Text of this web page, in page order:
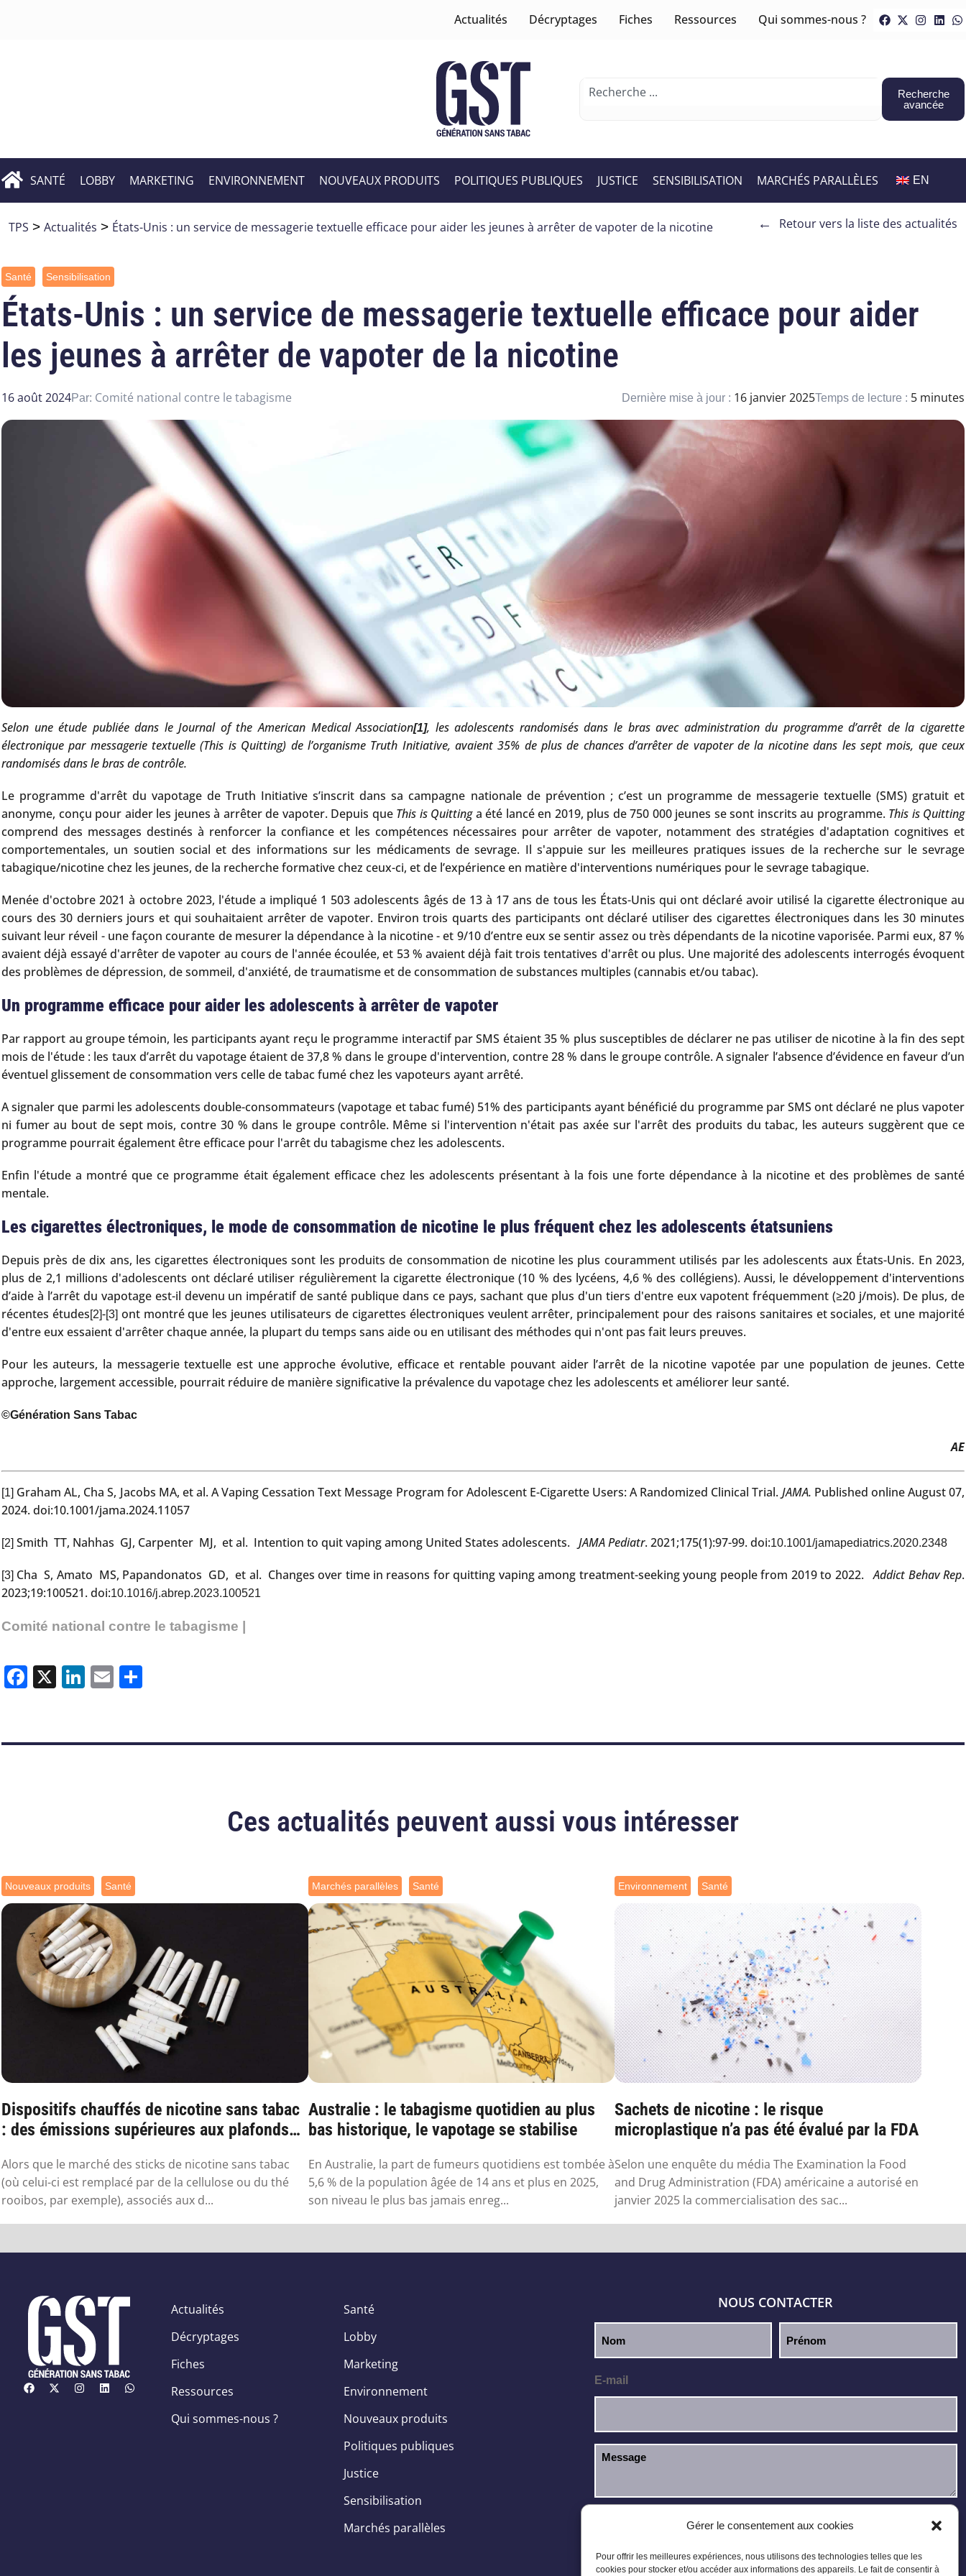
Gérer le consentement aux cookies
Pour offrir les meilleures expériences, nous utilisons des technologies telles que les
cookies pour stocker et/ou accéder aux informations des appareils. Le fait de consentir à
Actualités Décryptages Fiches Ressources Qui sommes-nous ?
Recherche
avancée
SANTÉ LOBBY MARKETING ENVIRONNEMENT NOUVEAUX PRODUITS POLITIQUES PUBLIQUES JUSTICE SENSIBILISATION MARCHÉS PARALLÈLES EN
TPS > Actualités > États-Unis : un service de messagerie textuelle efficace pour aider les jeunes à arrêter de vapoter de la nicotine ← Retour vers la liste des actualités
Santé Sensibilisation
États-Unis : un service de messagerie textuelle efficace pour aider
les jeunes à arrêter de vapoter de la nicotine
16 août 2024Par: Comité national contre le tabagisme Dernière mise à jour : 16 janvier 2025Temps de lecture : 5 minutes
Selon une étude publiée dans le Journal of the American Medical Association[1], les adolescents randomisés dans le bras avec administration du programme d’arrêt de la cigarette
électronique par messagerie textuelle (This is Quitting) de l’organisme Truth Initiative, avaient 35% de plus de chances d’arrêter de vapoter de la nicotine dans les sept mois, que ceux
randomisés dans le bras de contrôle.
Le programme d'arrêt du vapotage de Truth Initiative s’inscrit dans sa campagne nationale de prévention ; c’est un programme de messagerie textuelle (SMS) gratuit et
anonyme, conçu pour aider les jeunes à arrêter de vapoter. Depuis que This is Quittinga été lancé en 2019, plus de 750 000 jeunes se sont inscrits au programme. This is Quitting
comprend des messages destinés à renforcer la confiance et les compétences nécessaires pour arrêter de vapoter, notamment des stratégies d'adaptation cognitives et
comportementales, un soutien social et des informations sur les médicaments de sevrage. Il s'appuie sur les meilleures pratiques issues de la recherche sur le sevrage
tabagique/nicotine chez les jeunes, de la recherche formative chez ceux-ci, et de l’expérience en matière d'interventions numériques pour le sevrage tabagique.
Menée d'octobre 2021 à octobre 2023, l'étude a impliqué 1 503 adolescents âgés de 13 à 17 ans de tous les États-Unis qui ont déclaré avoir utilisé la cigarette électronique au
cours des 30 derniers jours et qui souhaitaient arrêter de vapoter. Environ trois quarts des participants ont déclaré utiliser des cigarettes électroniques dans les 30 minutes
suivant leur réveil - une façon courante de mesurer la dépendance à la nicotine - et 9/10 d’entre eux se sentir assez ou très dépendants de la nicotine vaporisée. Parmi eux, 87 %
avaient déjà essayé d'arrêter de vapoter au cours de l'année écoulée, et 53 % avaient déjà fait trois tentatives d'arrêt ou plus. Une majorité des adolescents interrogés évoquent
des problèmes de dépression, de sommeil, d'anxiété, de traumatisme et de consommation de substances multiples (cannabis et/ou tabac).
Un programme efficace pour aider les adolescents à arrêter de vapoter
Par rapport au groupe témoin, les participants ayant reçu le programme interactif par SMS étaient 35 % plus susceptibles de déclarer ne pas utiliser de nicotine à la fin des sept
mois de l'étude : les taux d’arrêt du vapotage étaient de 37,8 % dans le groupe d'intervention, contre 28 % dans le groupe contrôle. A signaler l’absence d’évidence en faveur d’un
éventuel glissement de consommation vers celle de tabac fumé chez les vapoteurs ayant arrêté.
A signaler que parmi les adolescents double-consommateurs (vapotage et tabac fumé) 51% des participants ayant bénéficié du programme par SMS ont déclaré ne plus vapoter
ni fumer au bout de sept mois, contre 30 % dans le groupe contrôle. Même si l'intervention n'était pas axée sur l'arrêt des produits du tabac, les auteurs suggèrent que ce
programme pourrait également être efficace pour l'arrêt du tabagisme chez les adolescents.
Enfin l'étude a montré que ce programme était également efficace chez les adolescents présentant à la fois une forte dépendance à la nicotine et des problèmes de santé
mentale.
Les cigarettes électroniques, le mode de consommation de nicotine le plus fréquent chez les adolescents étatsuniens
Depuis près de dix ans, les cigarettes électroniques sont les produits de consommation de nicotine les plus couramment utilisés par les adolescents aux États-Unis. En 2023,
plus de 2,1 millions d'adolescents ont déclaré utiliser régulièrement la cigarette électronique (10 % des lycéens, 4,6 % des collégiens). Aussi, le développement d'interventions
d’aide à l’arrêt du vapotage est-il devenu un impératif de santé publique dans ce pays, sachant que plus d'un tiers d'entre eux vapotent fréquemment (≥20 j/mois). De plus, de
récentes études[2]-[3]ont montré que les jeunes utilisateurs de cigarettes électroniques veulent arrêter, principalement pour des raisons sanitaires et sociales, et une majorité
d'entre eux essaient d'arrêter chaque année, la plupart du temps sans aide ou en utilisant des méthodes qui n'ont pas fait leurs preuves.
Pour les auteurs, la messagerie textuelle est une approche évolutive, efficace et rentable pouvant aider l’arrêt de la nicotine vapotée par une population de jeunes. Cette
approche, largement accessible, pourrait réduire de manière significative la prévalence du vapotage chez les adolescents et améliorer leur santé.
©Génération Sans Tabac
AE
[1] Graham AL, Cha S, Jacobs MA, et al. A Vaping Cessation Text Message Program for Adolescent E-Cigarette Users: A Randomized Clinical Trial. JAMA. Published online August 07,
2024. doi:10.1001/jama.2024.11057
[2] Smith TT, Nahhas GJ, Carpenter MJ, et al. Intention to quit vaping among United States adolescents. JAMA Pediatr. 2021;175(1):97-99. doi:10.1001/jamapediatrics.2020.2348
[3] Cha S, Amato MS, Papandonatos GD, et al. Changes over time in reasons for quitting vaping among treatment-seeking young people from 2019 to 2022. Addict Behav Rep.
2023;19:100521. doi:10.1016/j.abrep.2023.100521
Comité national contre le tabagisme |
Facebook
X LinkedIn
Email
Ces actualités peuvent aussi vous intéresser
Nouveaux produits Santé
Dispositifs chauffés de nicotine sans tabac
: des émissions supérieures aux plafonds
Alors que le marché des sticks de nicotine sans tabac
(où celui-ci est remplacé par de la cellulose ou du thé
rooibos, par exemple), associés aux d...
Marchés parallèles Santé
Australie : le tabagisme quotidien au plus
bas historique, le vapotage se stabilise
En Australie, la part de fumeurs quotidiens est tombée à
5,6 % de la population âgée de 14 ans et plus en 2025,
son niveau le plus bas jamais enreg...
Environnement Santé
Sachets de nicotine : le risque
microplastique n’a pas été évalué par la FDA
Selon une enquête du média The Examination la Food
and Drug Administration (FDA) américaine a autorisé en
janvier 2025 la commercialisation des sac...
Actualités
Décryptages
Fiches
Ressources
Qui sommes-nous ?
Santé
Lobby
Marketing
Environnement
Nouveaux produits
Politiques publiques
Justice
Sensibilisation
Marchés parallèles
NOUS CONTACTER
E-mail
J’ai lu et j’accepte lapolitique de confidentialité